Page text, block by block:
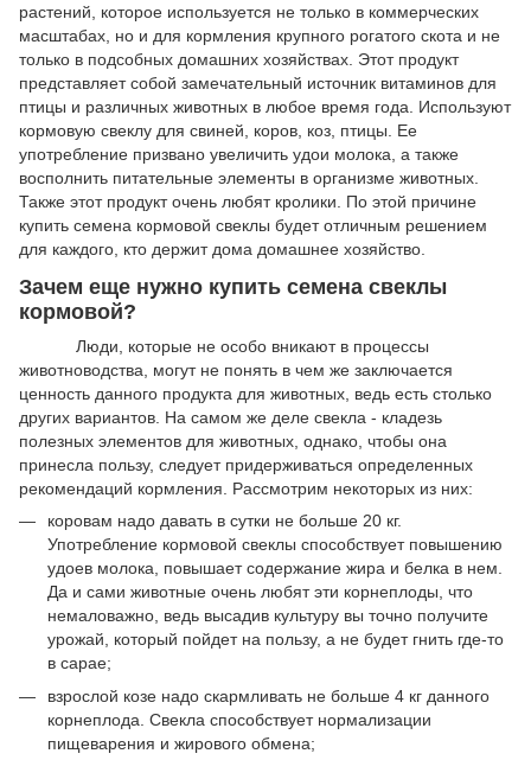
растений, которое используется не только в коммерческих
масштабах, но и для кормления крупного рогатого скота и не
только в подсобных домашних хозяйствах. Этот продукт
представляет собой замечательный источник витаминов для
птицы и различных животных в любое время года. Используют
кормовую свеклу для свиней, коров, коз, птицы. Ее
употребление призвано увеличить удои молока, а также
восполнить питательные элементы в организме животных.
Также этот продукт очень любят кролики. По этой причине
купить семена кормовой свеклы будет отличным решением
для каждого, кто держит дома домашнее хозяйство.
Зачем еще нужно купить семена свеклы
кормовой?
Люди, которые не особо вникают в процессы
животноводства, могут не понять в чем же заключается
ценность данного продукта для животных, ведь есть столько
других вариантов. На самом же деле свекла - кладезь
полезных элементов для животных, однако, чтобы она
принесла пользу, следует придерживаться определенных
рекомендаций кормления. Рассмотрим некоторых из них:
коровам надо давать в сутки не больше 20 кг.
Употребление кормовой свеклы способствует повышению
удоев молока, повышает содержание жира и белка в нем.
Да и сами животные очень любят эти корнеплоды, что
немаловажно, ведь высадив культуру вы точно получите
урожай, который пойдет на пользу, а не будет гнить где-то
в сарае;
взрослой козе надо скармливать не больше 4 кг данного
корнеплода. Свекла способствует нормализации
пищеварения и жирового обмена;